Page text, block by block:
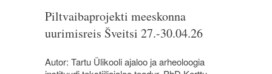
Piltvaibaprojekti meeskonna
uurimisreis Šveitsi 27.-30.04.26
Autor: Tartu Ülikooli ajaloo ja arheoloogia